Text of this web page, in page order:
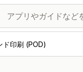
ド印刷 (POD)